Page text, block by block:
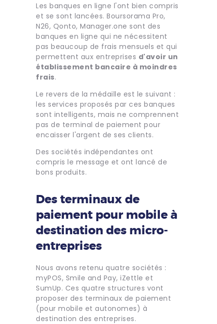
Les banques en ligne l'ont bien compris
et se sont lancées. Boursorama Pro,
N26, Qonto, Manager.one sont des
banques en ligne qui ne nécessitent
pas beaucoup de frais mensuels et qui
permettent aux entreprises d'avoir un
établissement bancaire à moindres
frais.
Le revers de la médaille est le suivant :
les services proposés par ces banques
sont intelligents, mais ne comprennent
pas de terminal de paiement pour
encaisser l'argent de ses clients.
Des sociétés indépendantes ont
compris le message et ont lancé de
bons produits.
Des terminaux de
paiement pour mobile à
destination des micro-
entreprises
Nous avons retenu quatre sociétés :
myPOS, Smile and Pay, iZettle et
SumUp. Ces quatre structures vont
proposer des terminaux de paiement
(pour mobile et autonomes) à
destination des entreprises.